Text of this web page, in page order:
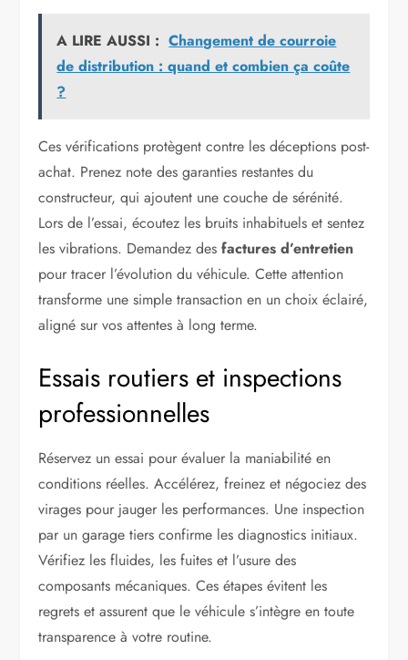
A LIRE AUSSI : Changement de courroie
de distribution : quand et combien ça coûte
?
Ces vérifications protègent contre les déceptions post-
achat. Prenez note des garanties restantes du
constructeur, qui ajoutent une couche de sérénité.
Lors de l’essai, écoutez les bruits inhabituels et sentez
les vibrations. Demandez des factures d’entretien
pour tracer l’évolution du véhicule. Cette attention
transforme une simple transaction en un choix éclairé,
aligné sur vos attentes à long terme.
Essais routiers et inspections
professionnelles
Réservez un essai pour évaluer la maniabilité en
conditions réelles. Accélérez, freinez et négociez des
virages pour jauger les performances. Une inspection
par un garage tiers confirme les diagnostics initiaux.
Vérifiez les fluides, les fuites et l’usure des
composants mécaniques. Ces étapes évitent les
regrets et assurent que le véhicule s’intègre en toute
transparence à votre routine.